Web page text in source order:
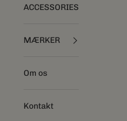
ACCESSORIES
MÆRKER
Om os
Kontakt